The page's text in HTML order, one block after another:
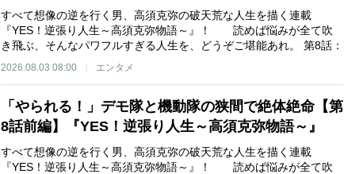
すべて想像の逆を行く男、高須克弥の破天荒な人生を描く連載
『YES！逆張り人生～高須克弥物語～』！ 読めば悩みが全て吹
き飛ぶ、そんなパワフルすぎる人生を、どうぞご堪能あれ。 第8話：
2026.08.03 08:00 エンタメ
「やられる！」デモ隊と機動隊の狭間で絶体絶命【第
8話前編】『YES！逆張り人生～高須克弥物語～』
すべて想像の逆を行く男、高須克弥の破天荒な人生を描く連載
『YES！逆張り人生～高須克弥物語～』！ 読めば悩みが全て吹